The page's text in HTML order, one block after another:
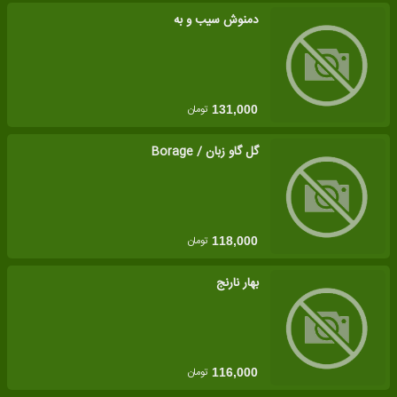
دمنوش سیب و به
131,000 تومان
گل گاو زبان / Borage
118,000 تومان
بهار نارنج
116,000 تومان